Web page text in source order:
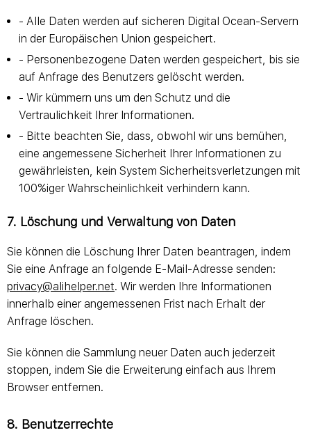
- Alle Daten werden auf sicheren Digital Ocean-Servern
in der Europäischen Union gespeichert.
- Personenbezogene Daten werden gespeichert, bis sie
auf Anfrage des Benutzers gelöscht werden.
- Wir kümmern uns um den Schutz und die
Vertraulichkeit Ihrer Informationen.
- Bitte beachten Sie, dass, obwohl wir uns bemühen,
eine angemessene Sicherheit Ihrer Informationen zu
gewährleisten, kein System Sicherheitsverletzungen mit
100%iger Wahrscheinlichkeit verhindern kann.
7. Löschung und Verwaltung von Daten
Sie können die Löschung Ihrer Daten beantragen, indem
Sie eine Anfrage an folgende E-Mail-Adresse senden:
privacy@alihelper.net. Wir werden Ihre Informationen
innerhalb einer angemessenen Frist nach Erhalt der
Anfrage löschen.
Sie können die Sammlung neuer Daten auch jederzeit
stoppen, indem Sie die Erweiterung einfach aus Ihrem
Browser entfernen.
8. Benutzerrechte